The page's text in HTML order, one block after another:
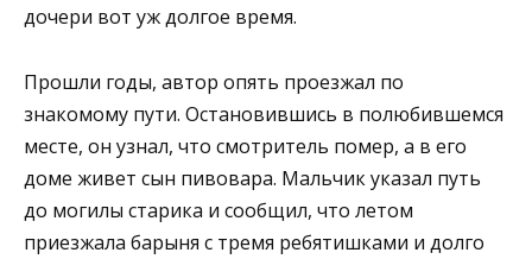
дочери вот уж долгое время.
Прошли годы, автор опять проезжал по
знакомому пути. Остановившись в полюбившемся
месте, он узнал, что смотритель помер, а в его
доме живет сын пивовара. Мальчик указал путь
до могилы старика и сообщил, что летом
приезжала барыня с тремя ребятишками и долго